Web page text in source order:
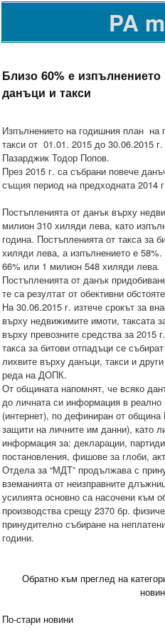
PA
Близо 60% е
данъци и такси
Изпълнението на годишния план на
такси от 01.01. 2015 до 30.06.2015
Пазарджик Тодор Попов.
През 2015 г. са събрани повече
същия период на предходната 2014
Постъпленията от данък върху
милион 310 хиляди лева, като
година. Постъпленията от такса за
хиляди лева, а изпълнението е
66% или 1 милион 548 хиляди лева.
Постъпленията от данък
те са резултат от обективни
На 30.06.2015 г. изтече срокът за
върху недвижимите имоти, таксата
върху превозните средства за 2015
такса за битови отпадъци се
лихвите върху данъци, такси и
реда на ДОПК.
От общината напомнят, че всяко
до личната си информация в реално
(интернет), по дефиниран от
защити на личните им данни), като
информация за: декларации,
постановления, фишове за глоби,
Отдела за “МДТ” продължава с
вземанията от неизправните
усилията основно са насочени към
производства срещу 2370 бр.
принудително събиране на
години.
Обратно към преглед на
По-стари новини